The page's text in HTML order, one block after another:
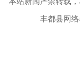
丰都县网